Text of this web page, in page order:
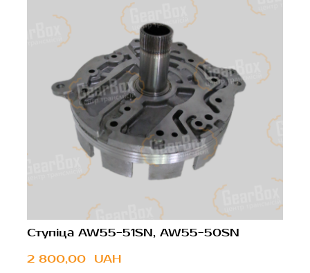
Ступіца AW55-51SN, AW55-50SN
2 800,00  UAH